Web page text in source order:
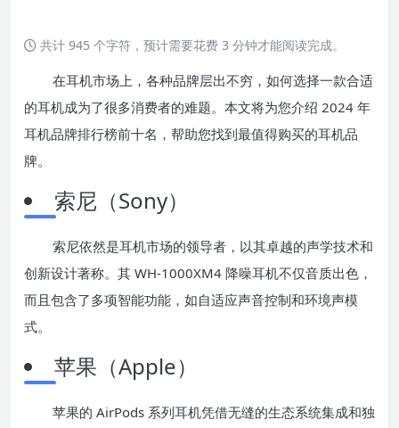
共计 945 个字符，预计需要花费 3 分钟才能阅读完成。
在耳机市场上，各种品牌层出不穷，如何选择一款合适
的耳机成为了很多消费者的难题。本文将为您介绍 2024 年
耳机品牌排行榜前十名，帮助您找到最值得购买的耳机品
牌。
索尼（Sony）
索尼依然是耳机市场的领导者，以其卓越的声学技术和
创新设计著称。其 WH-1000XM4 降噪耳机不仅音质出色，
而且包含了多项智能功能，如自适应声音控制和环境声模
式。
苹果（Apple）
苹果的 AirPods 系列耳机凭借无缝的生态系统集成和独